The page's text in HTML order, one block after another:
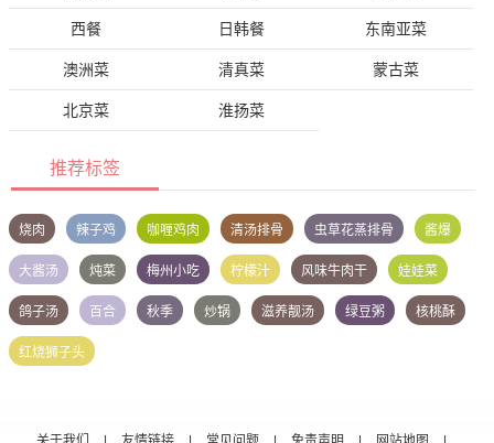
西餐 日韩餐 东南亚菜
澳洲菜 清真菜 蒙古菜
北京菜 淮扬菜
推荐标签
烧肉 辣子鸡 咖喱鸡肉 清汤排骨 虫草花蒸排骨 酱爆
大酱汤 炖菜 梅州小吃 柠檬汁 风味牛肉干 娃娃菜
鸽子汤 百合 秋季 炒锅 滋养靓汤 绿豆粥 核桃酥
红烧狮子头